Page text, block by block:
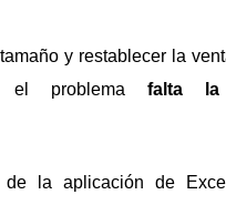
y restablecer la
el problemafalta
de la aplicación de